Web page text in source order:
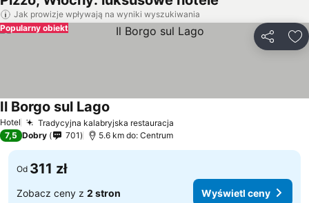
Jak prowizje wpływają na wyniki wyszukiwania
Popularny obiekt
Hotel Tradycyjna kalabryjska restauracja
Il Borgo sul Lago
7,5 Dobry 701 5.6 km do: Centrum
Od 311 zł
Zobacz ceny z 2 stron Wyświetl ceny